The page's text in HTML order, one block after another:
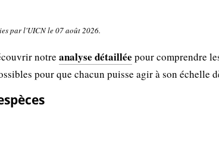
par l'UICN le 07 août 2026.
notre analyse détaillée pour comprendre
pour que chacun puisse agir à son échelle